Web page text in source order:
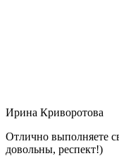
Ирина Криворотова
Отлично выполняете
довольны, респект!)